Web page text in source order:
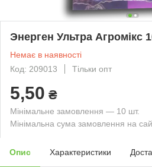
Энерген Ультра Агромікс
Немає в наявності
Код: 209013
Тільки опт
5,50 ₴
Мінімальне замовлення — 10 шт.
Мінімальна сума замовлення на
Опис Характеристики